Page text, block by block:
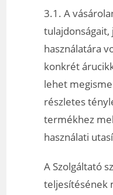
3.1. A
használatára
konkrét
lehet
részletes
termékhez
használati
A Szolgáltató
teljesítésének